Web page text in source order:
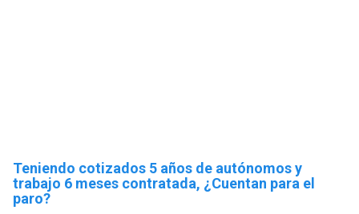
Teniendo cotizados 5 años de autónomos y
trabajo 6 meses contratada, ¿Cuentan para el
paro?